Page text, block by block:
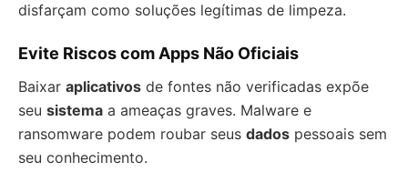
disfarçam como soluções legítimas de limpeza.
Evite Riscos com Apps Não Oficiais
Baixar aplicativos de fontes não verificadas expõe
seu sistema a ameaças graves. Malware e
ransomware podem roubar seus dados pessoais sem
seu conhecimento.